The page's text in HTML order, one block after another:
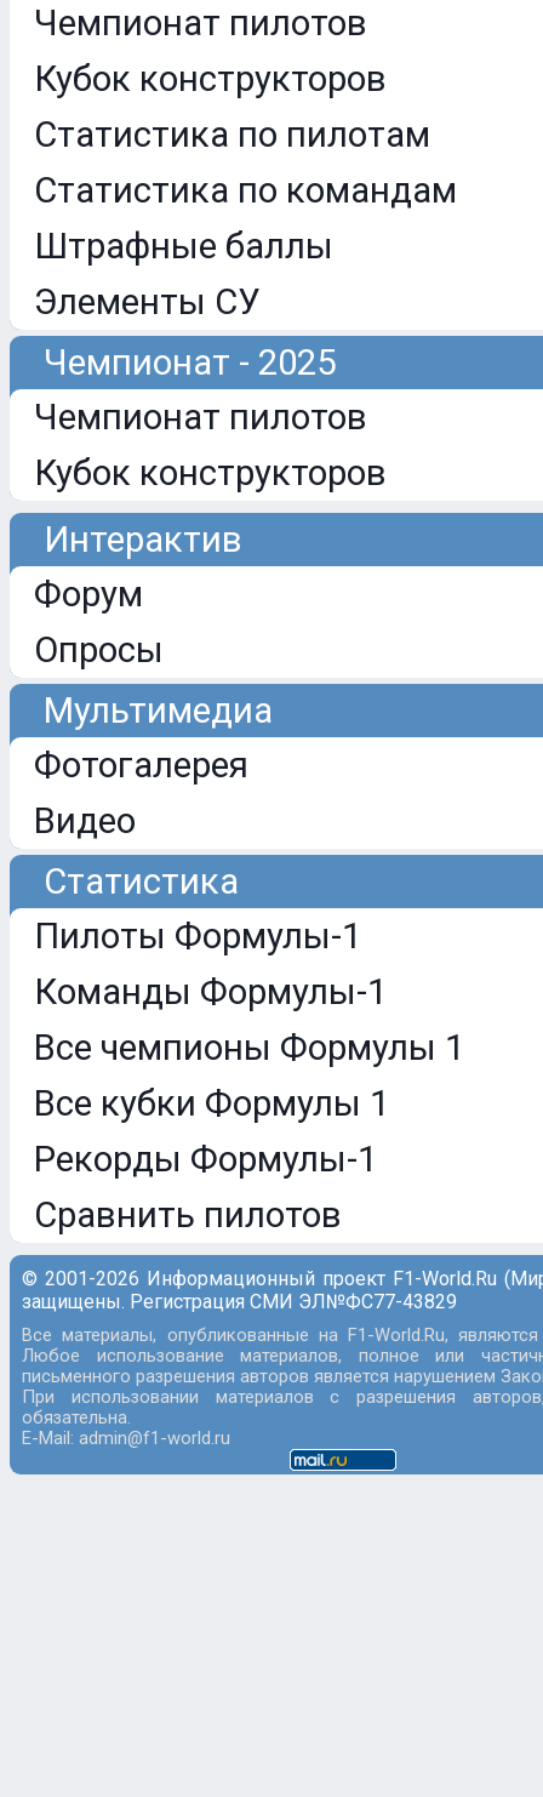
Чемпионат пилотов
Кубок конструкторов
Статистика по пилотам
Статистика по командам
Штрафные баллы
Элементы СУ
Чемпионат - 2025
Чемпионат пилотов
Кубок конструкторов
Интерактив
Форум
Опросы
Мультимедиа
Фотогалерея
Видео
Статистика
Пилоты Формулы-1
Команды Формулы-1
Все чемпионы Формулы 1
Все кубки Формулы 1
Рекорды Формулы-1
Сравнить пилотов
© 2001-2026 Информационный проект F1-World.Ru
защищены. Регистрация СМИ ЭЛ№ФС77-43829
Все материалы, опубликованные на F1-World.Ru,
Любое использование материалов, полное или
письменного разрешения авторов является нарушением
При использовании материалов с разрешения
обязательна.
E-Mail: admin@f1-world.ru